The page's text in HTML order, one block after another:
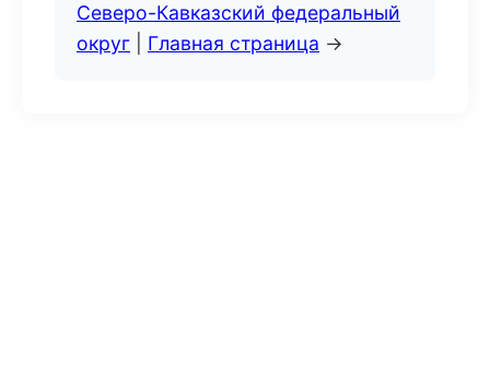
Северо-Кавказский федеральный
округ
Главная страница →